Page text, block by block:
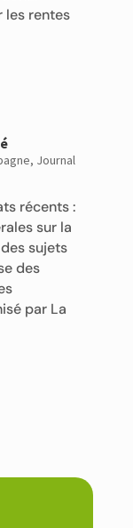
rentes
, Journal
récents :
sur la
sujets
des
par La